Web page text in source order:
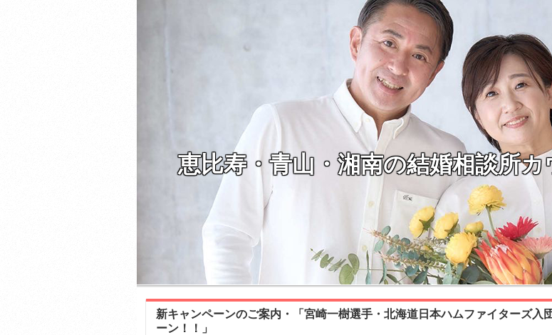
恵比寿・青山・湘南の結婚相談所
新キャンペーンのご案内・「宮崎一樹選手・北海道日本ハムファイターズ入
ーン！！」